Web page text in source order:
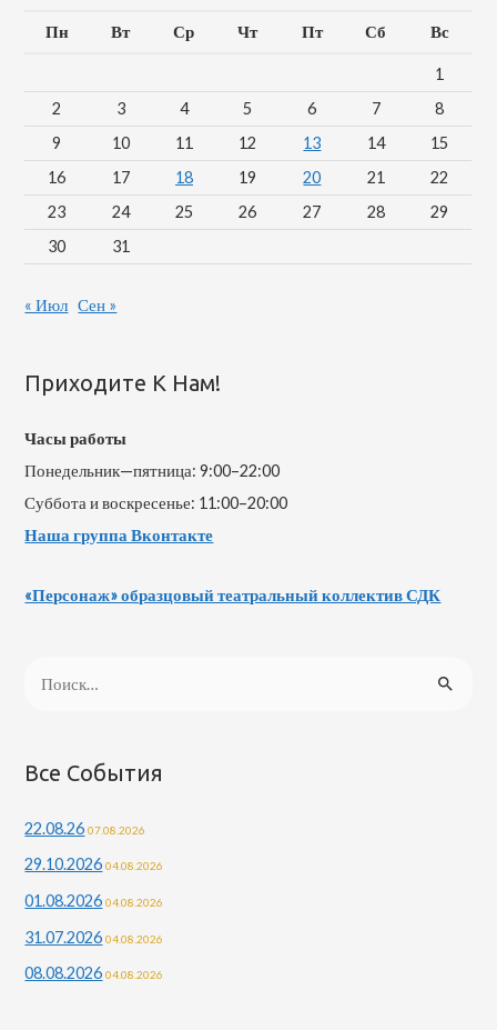
Пн Вт Ср Чт Пт Сб Вс
1
2
3 4 5 6 7
8
9
10 11 12 13 14
15
16
17 18 19 20 21
22
23
24 25 26 27 28
29
30
31
« Июл Сен »
Приходите К Нам!
Часы работы
Понедельник—пятница: 9:00–22:00
Суббота и воскресенье: 11:00–20:00
Наша группа Вконтакте
«Персонаж» образцовый театральный коллектив СДК
Все События
22.08.26 07.08.2026
29.10.2026 04.08.2026
01.08.2026 04.08.2026
31.07.2026 04.08.2026
08.08.2026 04.08.2026